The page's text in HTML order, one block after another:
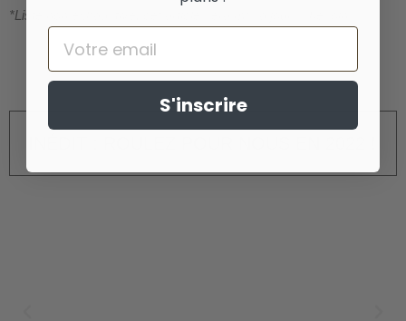
*Liste non exhaustive, cet article sera mis à jour si besoin
Email
S'inscrire